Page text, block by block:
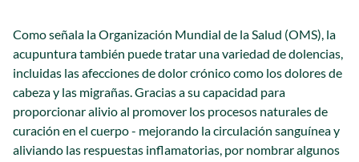
Como señala la Organización Mundial de la Salud (OMS), la
acupuntura también puede tratar una variedad de dolencias,
incluidas las afecciones de dolor crónico como los dolores de
cabeza y las migrañas. Gracias a su capacidad para
proporcionar alivio al promover los procesos naturales de
curación en el cuerpo - mejorando la circulación sanguínea y
aliviando las respuestas inflamatorias, por nombrar algunos